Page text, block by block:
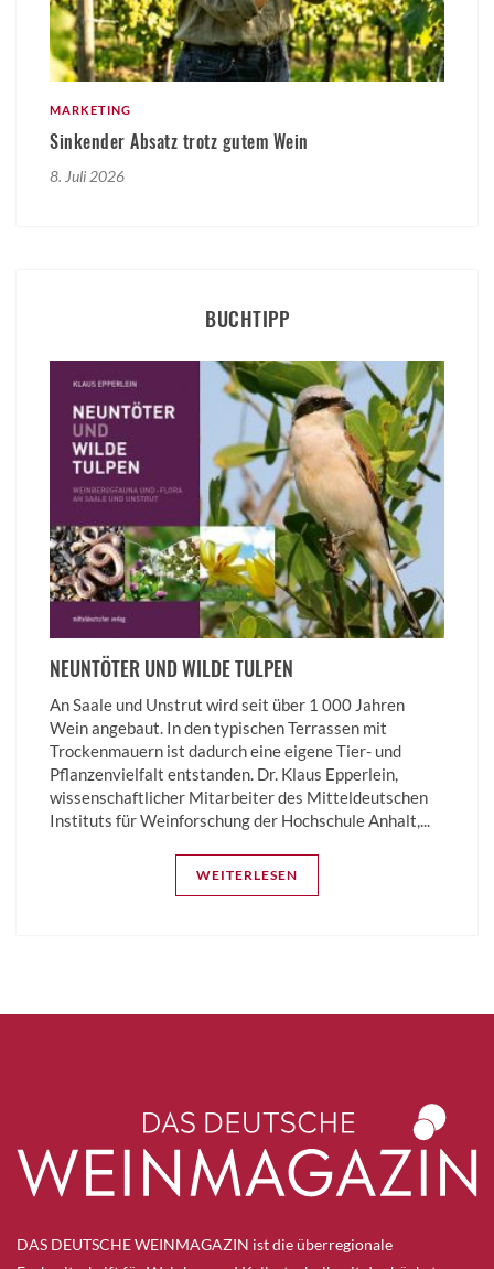
MARKETING
Sinkender Absatz trotz gutem Wein
8. Juli 2026
BUCHTIPP
NEUNTÖTER UND WILDE TULPEN
An Saale und Unstrut wird seit über 1 000 Jahren
Wein angebaut. In den typischen Terrassen mit
Trockenmauern ist dadurch eine eigene Tier- und
Pflanzenvielfalt entstanden. Dr. Klaus Epperlein,
wissenschaftlicher Mitarbeiter des Mitteldeutschen
Instituts für Weinforschung der Hochschule Anhalt,...
WEITERLESEN
DAS DEUTSCHE WEINMAGAZIN ist die überregionale